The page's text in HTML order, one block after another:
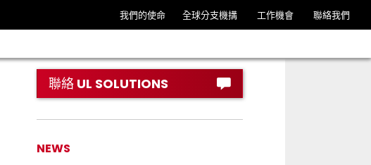
我們的使命 全球分支機搆 工作機會 聯絡我們
聯絡 UL SOLUTIONS
NEWS